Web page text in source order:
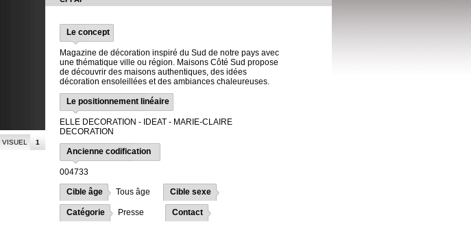
1
VISUEL
Le concept
Magazine de décoration inspiré du Sud de notre pays avec
une thématique ville ou région. Maisons Côté Sud propose
de découvrir des maisons authentiques, des idées
décoration ensoleillées et des ambiances chaleureuses.
Le positionnement linéaire
ELLE DECORATION - IDEAT - MARIE-CLAIRE
DECORATION
Ancienne codification
004733
Cible âge Tous âge Cible sexe
Catégorie Presse Contact